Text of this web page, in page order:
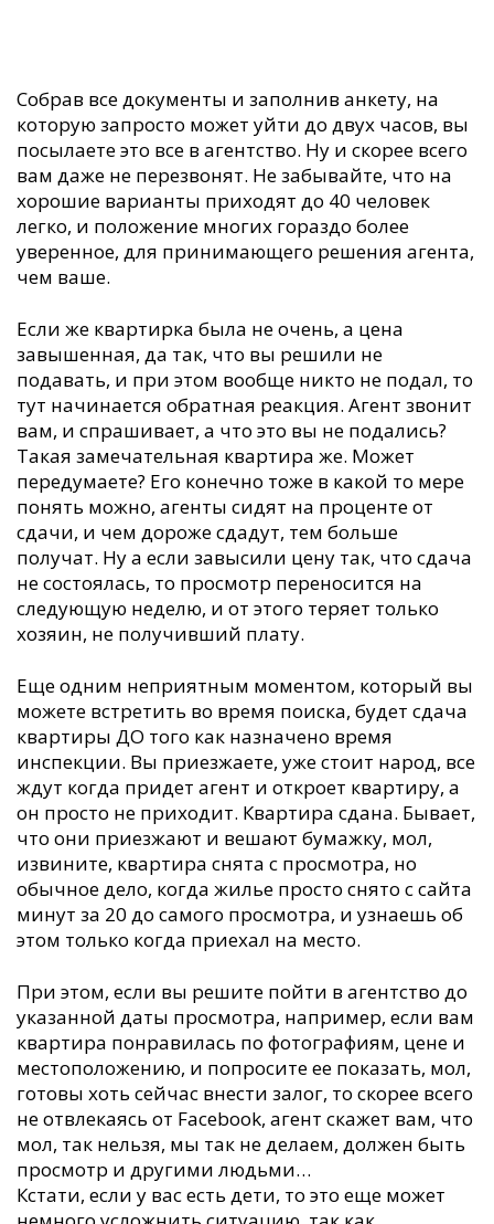
Собрав все документы и заполнив анкету, на
которую запросто может уйти до двух часов, вы
посылаете это все в агентство. Ну и скорее всего
вам даже не перезвонят. Не забывайте, что на
хорошие варианты приходят до 40 человек
легко, и положение многих гораздо более
уверенное, для принимающего решения агента,
чем ваше.
Если же квартирка была не очень, а цена
завышенная, да так, что вы решили не
подавать, и при этом вообще никто не подал, то
тут начинается обратная реакция. Агент звонит
вам, и спрашивает, а что это вы не подались?
Такая замечательная квартира же. Может
передумаете? Его конечно тоже в какой то мере
понять можно, агенты сидят на проценте от
сдачи, и чем дороже сдадут, тем больше
получат. Ну а если завысили цену так, что сдача
не состоялась, то просмотр переносится на
следующую неделю, и от этого теряет только
хозяин, не получивший плату.
Еще одним неприятным моментом, который вы
можете встретить во время поиска, будет сдача
квартиры ДО того как назначено время
инспекции. Вы приезжаете, уже стоит народ, все
ждут когда придет агент и откроет квартиру, а
он просто не приходит. Квартира сдана. Бывает,
что они приезжают и вешают бумажку, мол,
извините, квартира снята с просмотра, но
обычное дело, когда жилье просто снято с сайта
минут за 20 до самого просмотра, и узнаешь об
этом только когда приехал на место.
При этом, если вы решите пойти в агентство до
указанной даты просмотра, например, если вам
квартира понравилась по фотографиям, цене и
местоположению, и попросите ее показать, мол,
готовы хоть сейчас внести залог, то скорее всего
не отвлекаясь от Facebook, агент скажет вам, что
мол, так нельзя, мы так не делаем, должен быть
просмотр и другими людьми…
Кстати, если у вас есть дети, то это еще может